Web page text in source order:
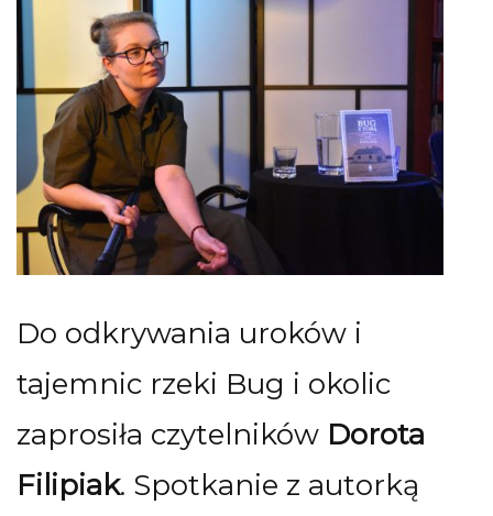
Do odkrywania uroków i
tajemnic rzeki Bug i okolic
zaprosiła czytelników Dorota
Filipiak. Spotkanie z autorką